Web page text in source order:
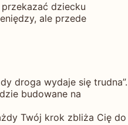
dziecku
ale przede
droga wydaje się trudna”.
budowane na
Twój krok zbliża Cię do